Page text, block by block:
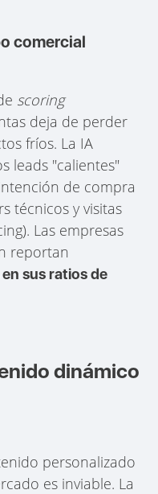
comercial
scoring
deja de perder
fríos. La IA
leads "calientes"
de compra
técnicos y visitas
Las empresas
reportan
sus ratios de
dinámico
personalizado
es inviable. La